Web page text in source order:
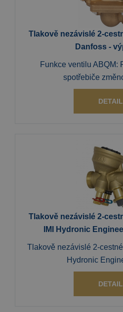
Tlakově nezávislé 2-
Danfoss -
Funkce ventilu ABQM:
spotřebiče
DETAIL
Tlakově nezávislé 2-
IMI Hydronic
Tlakově nezávislé 2-
Hydronic
DETAIL